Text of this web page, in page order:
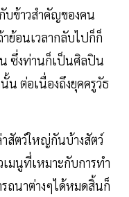
ข้าวสำคัญของคน
ย้อนเวลากลับไปก็ก็
ซึ่งท่านก็เป็นศิลปิน
ต่อเนื่องถึงยุคครูวัธ
สัตว์ใหญ่กันบ้างสัตว์
เมนูที่เหมาะกับการทำ
ถนาต่างๆได้หมดสิ้นก็